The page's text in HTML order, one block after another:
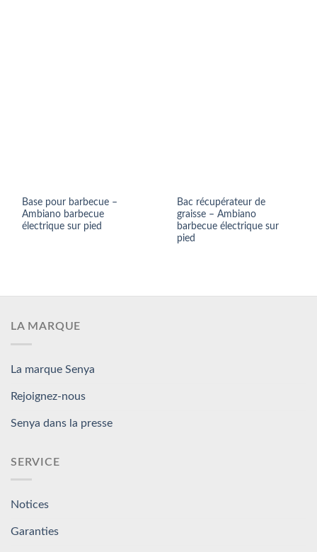
Base pour barbecue –
Ambiano barbecue
électrique sur pied
Bac récupérateur de
graisse – Ambiano
barbecue électrique sur
pied
LA MARQUE
La marque Senya
Rejoignez-nous
Senya dans la presse
SERVICE
Notices
Garanties